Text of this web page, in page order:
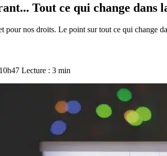
Tout ce qui change
pour nos droits. Le point sur tout ce qui change
Lecture : 3 min